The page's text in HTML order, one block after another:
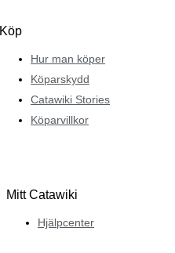
Köp
Hur man köper
Köparskydd
Catawiki Stories
Köparvillkor
Mitt Catawiki
Hjälpcenter